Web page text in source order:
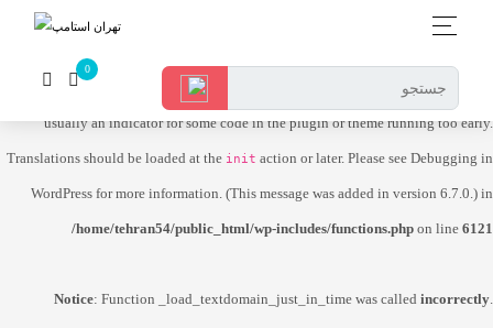
Translation loading for the dokan-lite domain was triggered too early. This is
usually an indicator for some code in the plugin or theme running too early.
Translations should be loaded at the init action or later. Please see Debugging in
WordPress for more information. (This message was added in version 6.7.0.) in
/home/tehran54/public_html/wp-includes/functions.php on line 6121
Notice: Function _load_textdomain_just_in_time was called incorrectly.